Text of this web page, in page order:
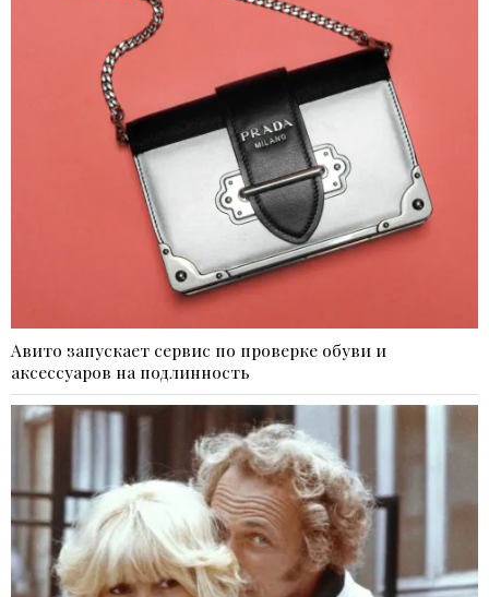
Авито запускает сервис по проверке обуви и
аксессуаров на подлинность